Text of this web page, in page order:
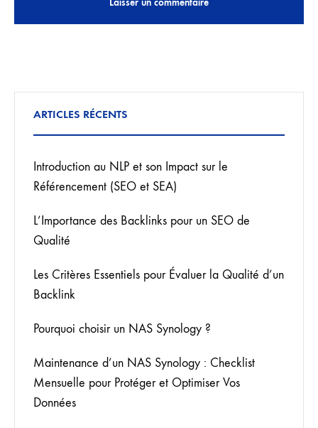
ARTICLES RÉCENTS
Introduction au NLP et son Impact sur le
Référencement (SEO et SEA)
L’Importance des Backlinks pour un SEO de
Qualité
Les Critères Essentiels pour Évaluer la Qualité d’un
Backlink
Pourquoi choisir un NAS Synology ?
Maintenance d’un NAS Synology : Checklist
Mensuelle pour Protéger et Optimiser Vos
Données